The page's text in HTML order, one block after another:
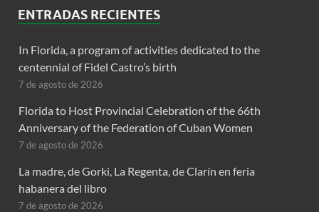
ENTRADAS RECIENTES
In Florida, a program of activities dedicated to the
centennial of Fidel Castro’s birth
7 de agosto de 2026
Florida to Host Provincial Celebration of the 66th
Anniversary of the Federation of Cuban Women
7 de agosto de 2026
La madre, de Gorki, La Regenta, de Clarín en feria
habanera del libro
7 de agosto de 2026